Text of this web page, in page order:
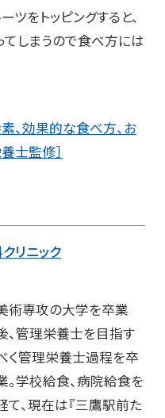
ツをトッピングすると、
しまうので食べ方には
、効果的な食べ方、お
士監修］
リニック
術専攻の大学を卒業
、管理栄養士を目指す
く管理栄養士過程を卒
。学校給食、病院給食を
て、現在は『三鷹駅前た